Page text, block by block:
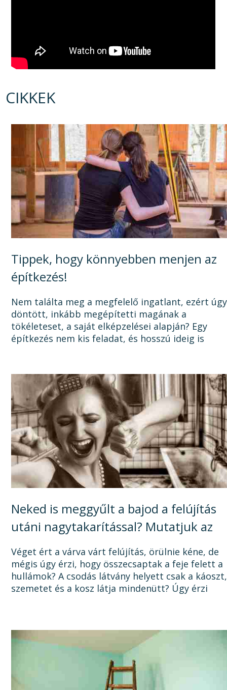
CIKKEK
Tippek, hogy könnyebben menjen az
építkezés!
Nem találta meg a megfelelő ingatlant, ezért úgy
döntött, inkább megépítetti magának a
tökéleteset, a saját elképzelései alapján? Egy
építkezés nem kis feladat, és hosszú ideig is
Neked is meggyűlt a bajod a felújítás
utáni nagytakarítással? Mutatjuk az
okát, és a megoldást!
Véget ért a várva várt felújítás, örülnie kéne, de
mégis úgy érzi, hogy összecsaptak a feje felett a
hullámok? A csodás látvány helyett csak a káoszt,
szemetet és a kosz látja mindenütt? Úgy érzi